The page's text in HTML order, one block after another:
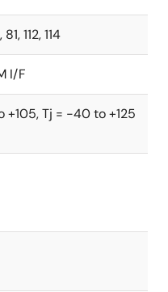
112, 114
I/F
+105, Tj = -40 to +125